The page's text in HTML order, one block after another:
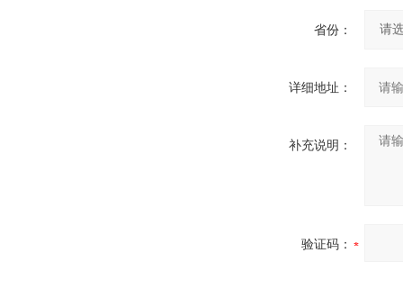
省份：
详细地址：
补充说明：
验证码：